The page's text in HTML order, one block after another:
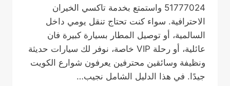
51777024 واستمتع بخدمة تاكسي الخيران
الاحترافية. سواء كنت تحتاج تنقل يومي داخل
السالمية، أو توصيل المطار بسيارة كبيرة فان
عائلية، أو رحلة VIP خاصة، نوفر لك سيارات حديثة
ونظيفة وسائقين محترفين يعرفون شوارع الكويت
جيدًا. في هذا الدليل الشامل نجيب…